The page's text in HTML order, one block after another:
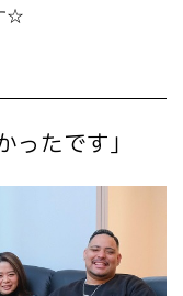
☆
ったです」